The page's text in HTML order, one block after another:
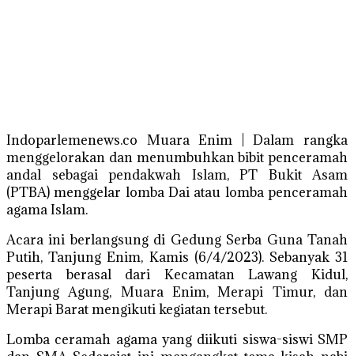
Indoparlemenews.co Muara Enim | Dalam rangka
menggelorakan dan menumbuhkan bibit penceramah
andal sebagai pendakwah Islam, PT Bukit Asam
(PTBA) menggelar lomba Dai atau lomba penceramah
agama Islam.
Acara ini berlangsung di Gedung Serba Guna Tanah
Putih, Tanjung Enim, Kamis (6/4/2023). Sebanyak 31
peserta berasal dari Kecamatan Lawang Kidul,
Tanjung Agung, Muara Enim, Merapi Timur, dan
Merapi Barat mengikuti kegiatan tersebut.
Lomba ceramah agama yang diikuti siswa-siswi SMP